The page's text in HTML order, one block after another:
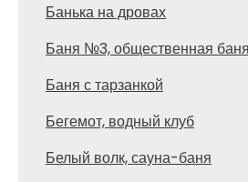
Банька на дровах
Баня №3, общественная баня
Баня с тарзанкой
Бегемот, водный клуб
Белый волк, сауна-баня